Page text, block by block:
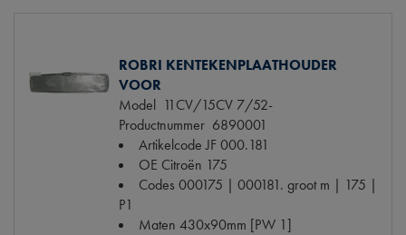
ROBRI KENTEKENPLAATHOUDER
VOOR
Model 11CV/15CV 7/52-
Productnummer 6890001
Artikelcode JF000.181
OE Citroën 175
Codes 000175 | 000181. groot m | 175 |
P1
Maten 430x90mm [PW 1]